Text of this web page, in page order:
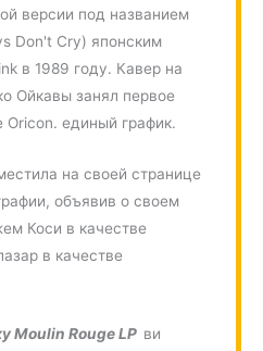
версии под названием
Don't Cry) японским
в 1989 году. Кавер на
Ойкавы занял первое
единый график.
на своей странице
объявив о своем
Коси в качестве
в качестве
Moulin Rouge LP ви